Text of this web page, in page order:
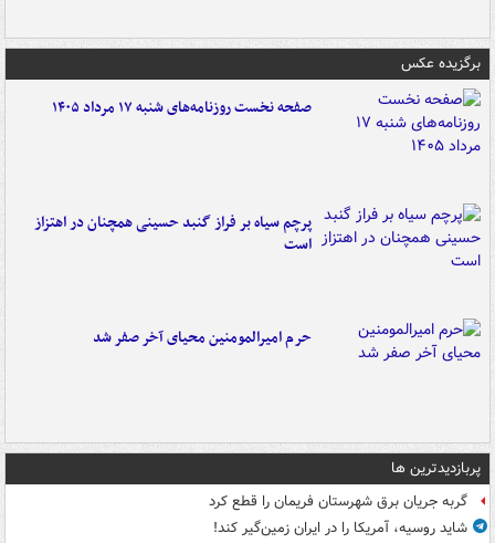
برگزیده عکس
صفحه نخست روزنامه‌های شنبه ۱۷ مرداد ۱۴۰۵
پرچم سیاه بر فراز گنبد حسینی همچنان در اهتزاز
است
حرم امیرالمومنین محیای آخر صفر شد
پربازدیدترین ها
گربه جریان برق شهرستان فریمان را قطع کرد
شاید روسیه، آمریکا را در ایران زمین‌گیر کند!